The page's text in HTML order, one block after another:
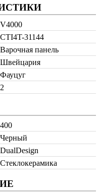
V4000
CTI4T-31144
Варочная панель
Швейцария
Фауцуг
2
400
Черный
DualDesign
Стеклокерамика